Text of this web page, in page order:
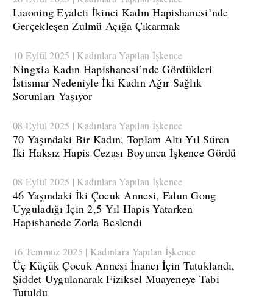
​Liaoning Eyaleti İkinci Kadın Hapishanesi’nde
Gerçekleşen Zulmü Açığa Çıkarmak
10 Eylül 2025 | Kadınlara Yapılan İşkence
​Ningxia Kadın Hapishanesi’nde Gördükleri
İstismar Nedeniyle İki Kadın Ağır Sağlık
Sorunları Yaşıyor
08 Eylül 2025 | Kadınlara Yapılan İşkence
​70 Yaşındaki Bir Kadın, Toplam Altı Yıl Süren
İki Haksız Hapis Cezası Boyunca İşkence Gördü
08 Eylül 2025 | Kadınlara Yapılan İşkence
​46 Yaşındaki İki Çocuk Annesi, Falun Gong
Uyguladığı İçin 2,5 Yıl Hapis Yatarken
Hapishanede Zorla Beslendi
16 Temmuz 2025 | Kadınlara Yapılan İşkence
Üç Küçük Çocuk Annesi İnancı İçin Tutuklandı,
Şiddet Uygulanarak Fiziksel Muayeneye Tabi
Tutuldu